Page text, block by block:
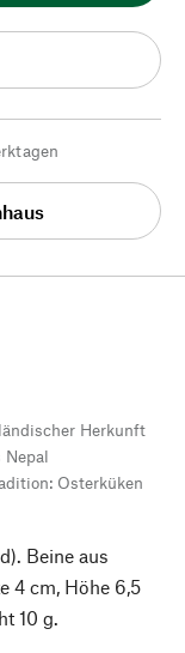
Herkunft
Osterküken
Beine aus
4 cm, Höhe 6,5
10 g.